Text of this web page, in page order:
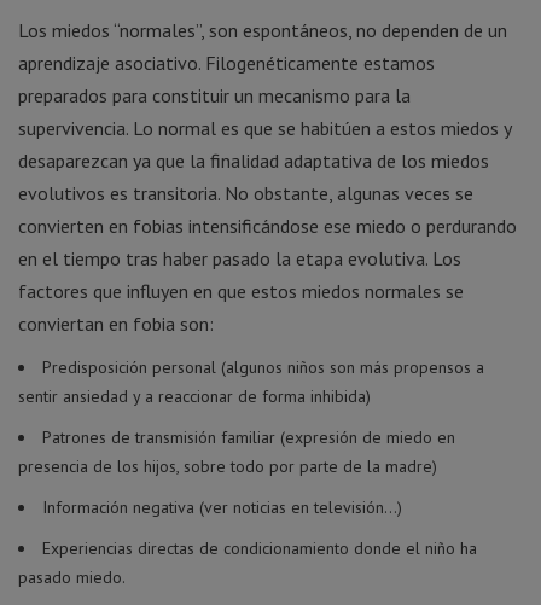
Los miedos “normales”, son espontáneos, no dependen de un
aprendizaje asociativo. Filogenéticamente estamos
preparados para constituir un mecanismo para la
supervivencia. Lo normal es que se habitúen a estos miedos y
desaparezcan ya que la finalidad adaptativa de los miedos
evolutivos es transitoria. No obstante, algunas veces se
convierten en fobias intensificándose ese miedo o perdurando
en el tiempo tras haber pasado la etapa evolutiva. Los
factores que influyen en que estos miedos normales se
conviertan en fobia son:
Predisposición personal (algunos niños son más propensos a
sentir ansiedad y a reaccionar de forma inhibida)
Patrones de transmisión familiar (expresión de miedo en
presencia de los hijos, sobre todo por parte de la madre)
Información negativa (ver noticias en televisión…)
Experiencias directas de condicionamiento donde el niño ha
pasado miedo.